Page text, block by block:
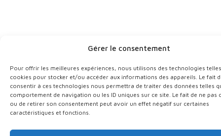
Gérer le consentement
Pour offrir les meilleures expériences, nous utilisons des technologies
cookies pour stocker et/ou accéder aux informations des appareils. Le fait
consentir à ces technologies nous permettra de traiter des données telles
comportement de navigation ou les ID uniques sur ce site. Le fait de ne pas
ou de retirer son consentement peut avoir un effet négatif sur certaines
caractéristiques et fonctions.